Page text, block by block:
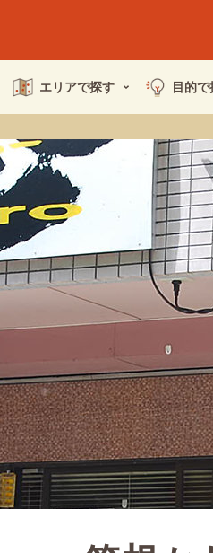
エリアで探す 目的で